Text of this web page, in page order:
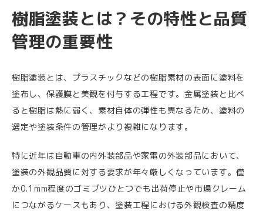
樹脂塗装とは？その特性と品質
管理の重要性
樹脂塗装とは、プラスチックなどの樹脂素材の表面に塗料を
塗布し、保護膜と美観を付与する工程です。金属塗装と比べ
ると樹脂は熱に弱く、素材自体の弾性も異なるため、塗料の
選定や塗装条件の管理がより複雑になります。
特に近年は自動車の内外装部品や家電の外装部品において、
塗装の外観品質に対する要求が年々厳しくなっています。僅
か0.1mm程度のゴミブツひとつでも出荷停止や市場クレーム
につながるケースもあり、塗装工程における外観検査の精度